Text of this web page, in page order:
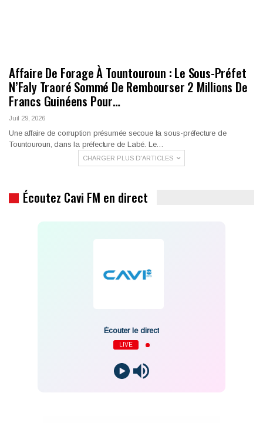
Affaire De Forage À Tountouroun : Le Sous-Préfet
N’Faly Traoré Sommé De Rembourser 2 Millions De
Francs Guinéens Pour…
Juil 29, 2026
Une affaire de corruption présumée secoue la sous-préfecture de
Tountouroun, dans la préfecture de Labé. Le…
CHARGER PLUS D'ARTICLES
Écoutez Cavi FM en direct
Écouter le direct
LIVE